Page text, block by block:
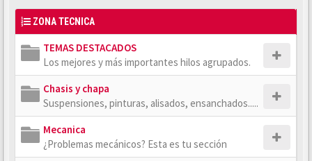
ZONA TECNICA
TEMAS DESTACADOS
Los mejores y más importantes hilos agrupados.
Chasis y chapa
Suspensiones, pinturas, alisados, ensanchados.....
Mecanica
¿Problemas mecánicos? Esta es tu sección